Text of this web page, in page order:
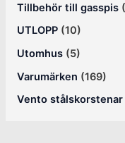
Tillbehör till gasspis
UTLOPP (10)
Utomhus (5)
Varumärken (169)
Vento